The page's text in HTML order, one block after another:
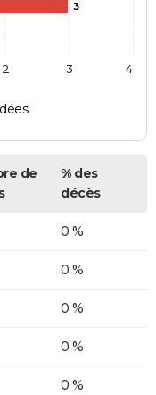
3
2 3 4
de
% des
décès
0 %
0 %
0 %
0 %
0 %